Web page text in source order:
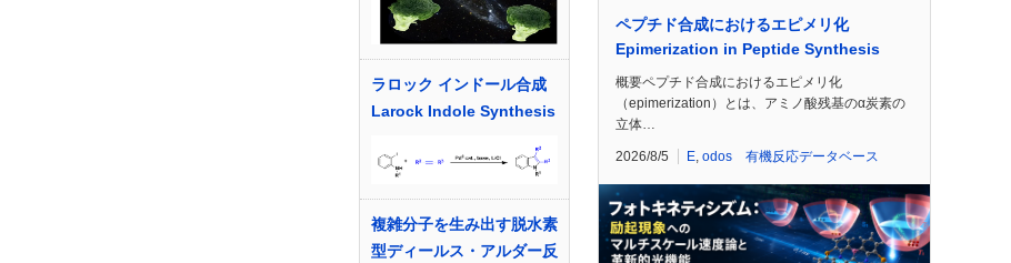
ラロック インドール合成
Larock Indole Synthesis
複雑分子を生み出す脱水素
型ディールス・アルダー反
ペプチド合成におけるエピメリ化
Epimerization in Peptide Synthesis
概要ペプチド合成におけるエピメリ化
（epimerization）とは、アミノ酸残基のα炭素の
立体…
2026/8/5 E odos 有機反応データベース